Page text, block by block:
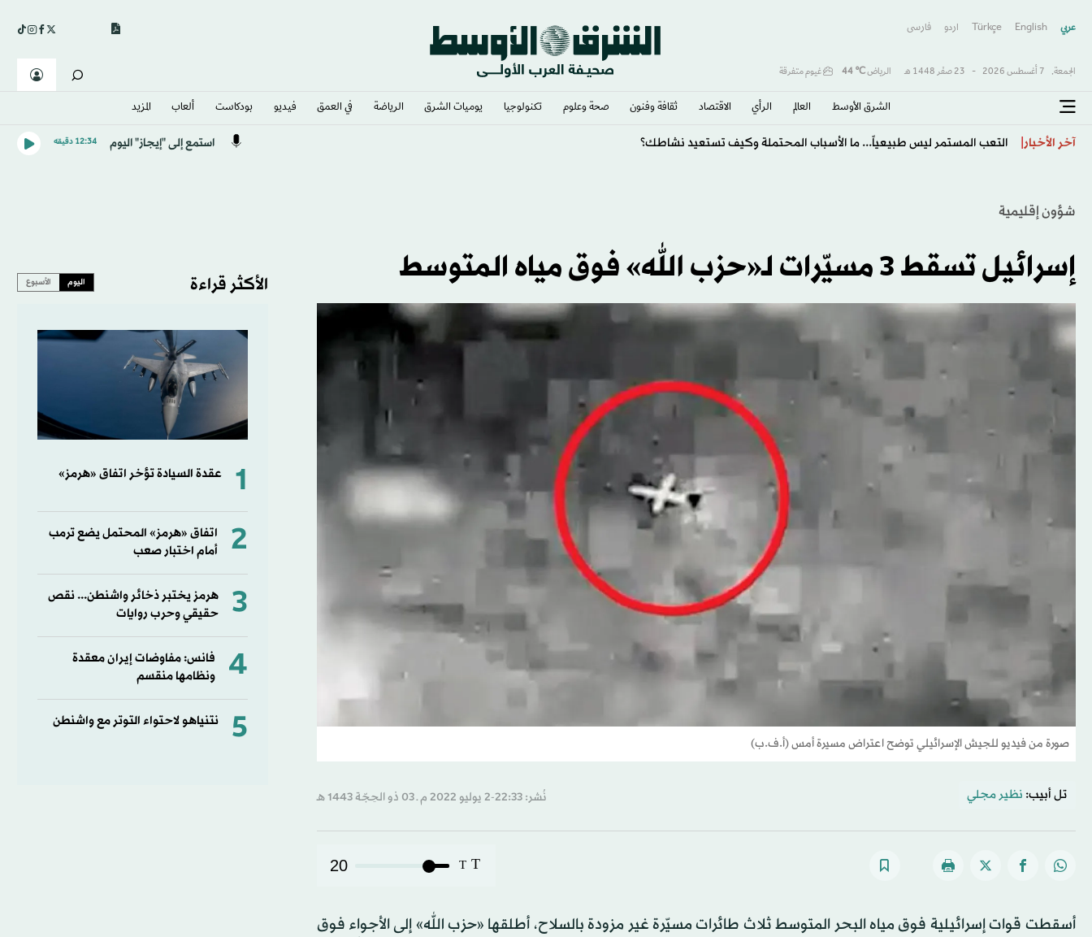
عربي English
Türkçe اردو فارسى
الجمعة, 7 أغسطس 2026 - 23 صفَر 1448 هـ الرياض℃
44 غيوم متفرقة
الشرق الأوسط​ العالم الرأي الاقتصاد ثقافة وفنون صحة وعلوم تكنولوجيا يوميات الشرق​ الرياضة في العمق فيديو بودكاست ألعاب المزيد
آخر الأخبار التعب المستمر ليس طبيعياً... ما الأسباب المحتملة وكيف تستعيد نشاطك؟ استمع إلى "إيجاز" اليوم 12:34 دقيقه
شؤون إقليمية
إسرائيل تسقط 3 مسيّرات لـ«حزب الله» فوق مياه المتوسط
صورة من فيديو للجيش الإسرائيلي توضح اعتراض مسيرة أمس (أ.ف.ب)
تل أبيب: نظير مجلي نُشر: 22:33-2 يوليو 2022 م ـ 03 ذو الحِجّة 1443 هـ
T
T
20
أسقطت قوات إسرائيلية فوق مياه البحر المتوسط ثلاث طائرات مسيّرة غير مزودة بالسلاح، أطلقها «حزب الله» إلى الأجواء فوق
الأكثر قراءة اليوم الأسبوع
1 عقدة السيادة تؤخر اتفاق «هرمز»
2
اتفاق «هرمز» المحتمل يضع ترمب
أمام اختبار صعب
3
هرمز يختبر ذخائر واشنطن... نقص
حقيقي وحرب روايات
4
فانس: مفاوضات إيران معقدة
ونظامها منقسم
5 نتنياهو لاحتواء التوتر مع واشنطن